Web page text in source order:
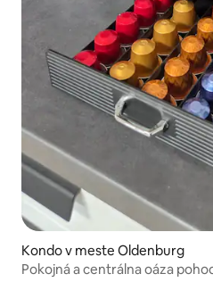
Kondo v meste Oldenburg
Pokojná a centrálna oáza